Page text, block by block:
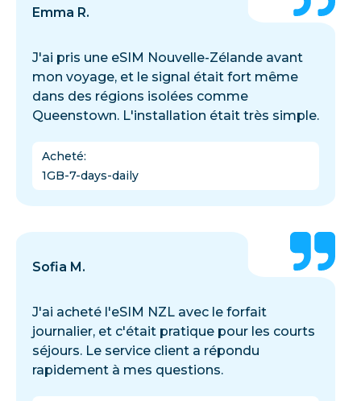
Emma R.
J'ai pris une eSIM Nouvelle-Zélande avant
mon voyage, et le signal était fort même
dans des régions isolées comme
Queenstown. L'installation était très simple.
Acheté:
1GB-7-days-daily
Sofia M.
J'ai acheté l'eSIM NZL avec le forfait
journalier, et c'était pratique pour les courts
séjours. Le service client a répondu
rapidement à mes questions.